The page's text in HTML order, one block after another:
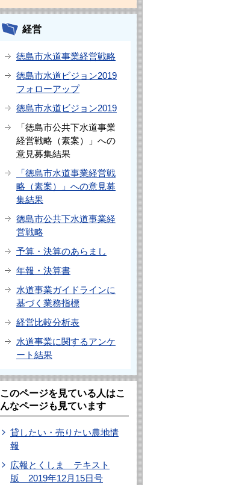
経営
徳島市水道事業経営戦略
徳島市水道ビジョン2019
フォローアップ
徳島市水道ビジョン2019
「徳島市公共下水道事業
経営戦略（素案）」への
意見募集結果
「徳島市水道事業経営戦
略（素案）」への意見募
集結果
徳島市公共下水道事業経
営戦略
予算・決算のあらまし
年報・決算書
水道事業ガイドラインに
基づく業務指標
経営比較分析表
水道事業に関するアンケ
ート結果
このページを見ている人はこ
んなページも見ています
貸したい・売りたい農地情
報
広報とくしま テキスト
版 2019年12月15日号